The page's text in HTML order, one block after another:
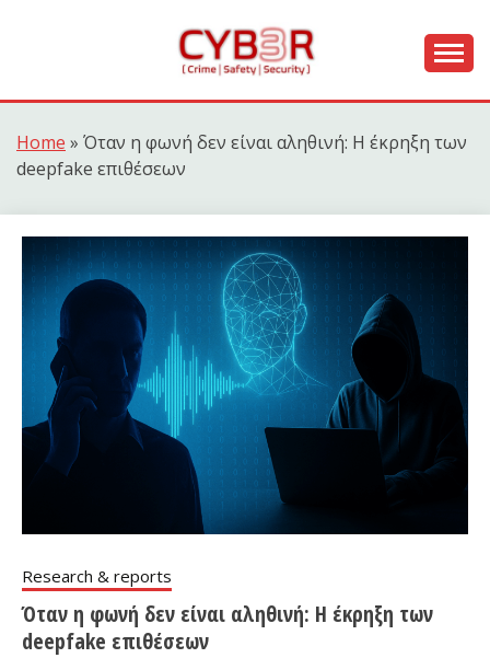
CYB3R
Home » Όταν η φωνή δεν είναι αληθινή: Η έκρηξη των
deepfake επιθέσεων
Research & reports
Όταν η φωνή δεν είναι αληθινή: Η έκρηξη των
deepfake επιθέσεων